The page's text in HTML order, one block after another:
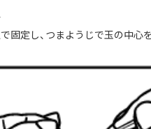
固定し、つまようじで玉の中心